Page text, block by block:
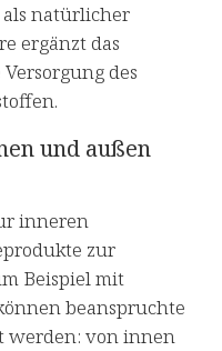
als natürlicher
ergänzt das
des
und außen
inneren
zur
Beispiel mit
beanspruchte
werden: von innen